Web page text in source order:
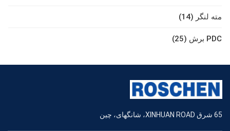
مته لنگر (14)
PDC برش (25)
65 شرق XINHUAN ROAD، شانگهای، چین